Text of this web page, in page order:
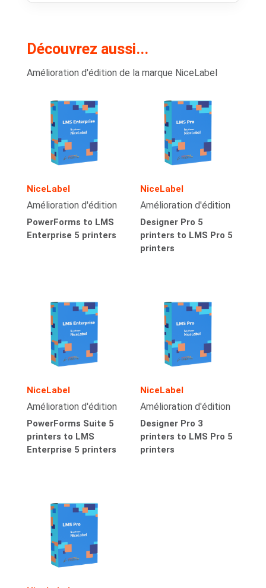
Découvrez aussi...
Amélioration d'édition de la marque NiceLabel
NiceLabel
Amélioration d'édition
PowerForms to LMS
Enterprise 5 printers
NiceLabel
Amélioration d'édition
Designer Pro 5
printers to LMS Pro 5
printers
NiceLabel
Amélioration d'édition
PowerForms Suite 5
printers to LMS
Enterprise 5 printers
NiceLabel
Amélioration d'édition
Designer Pro 3
printers to LMS Pro 5
printers